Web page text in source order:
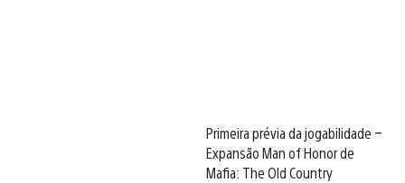
Primeira prévia da jogabilidade –
Expansão Man of Honor de
Mafia: The Old Country